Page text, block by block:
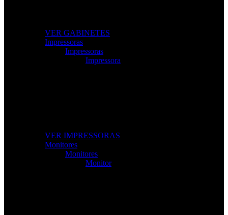
VER GABINETES
Impressoras
Impressoras
Impressora
VER IMPRESSORAS
Monitores
Monitores
Monitor